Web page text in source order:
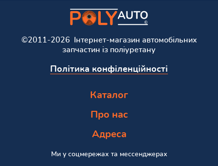
©2011-2026 Інтернет-магазин автомобільних
запчастин із поліуретану
Політика конфіленційності
Каталог
Про нас
Адреса
Ми у соцмережах та мессенджерах